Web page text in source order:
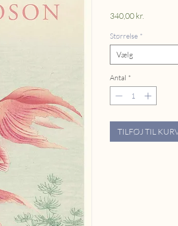
340,00 kr.
Størrelse *
Vælg
Antal *
TILFØJ TIL